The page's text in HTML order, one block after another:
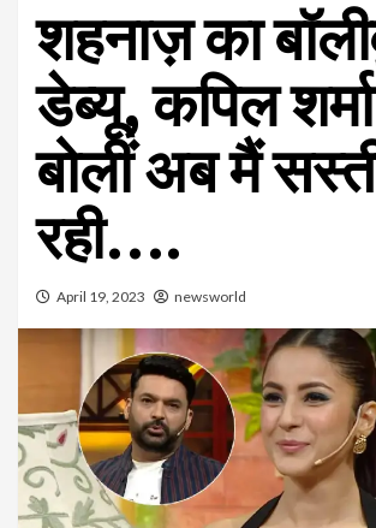
शहनाज़ का
डेब्यू, कपिल
बोलीं अब मैं
रही….
April 19, 2023 newsworld